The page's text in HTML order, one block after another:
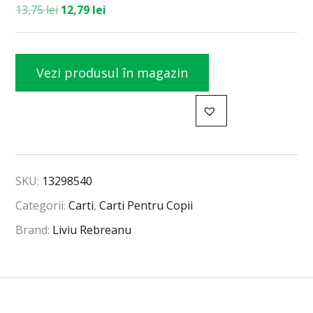
13,75lei 12,79 lei
Vezi produsul în magazin
SKU: 13298540
Categorii:Carti,Carti Pentru Copii
Brand: Liviu Rebreanu